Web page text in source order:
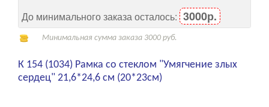
До минимального заказа осталось: 3000р.
Минимальная сумма заказа 3000 руб.
К 154 (1034) Рамка со стеклом "Умягчение злых
сердец" 21,6*24,6 см (20*23см)